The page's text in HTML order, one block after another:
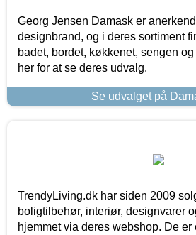
Georg Jensen Damask er
designbrand, og i deres sortiment
badet, bordet, køkkenet, sengen
her for at se deres udvalg.
Se udvalget på
TrendyLiving.dk har siden 2009
boligtilbehør, interiør, designvarer
hjemmet via deres webshop. De